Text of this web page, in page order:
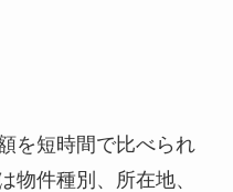
を短時間で比べられ
物件種別、所在地、